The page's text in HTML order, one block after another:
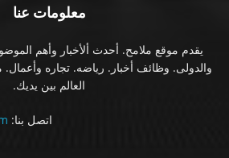
معلومات عنا
يقدم موقع ملامح. أحدث ألأخبار وأهم
والدولى. وظائف أخبار. رياضه. تجاره
العالم بين يديك.
اتصل بنا: